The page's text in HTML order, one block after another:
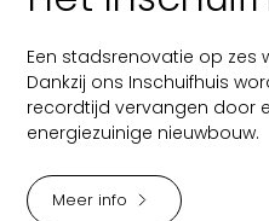
Een stadsrenovatie op zes
Dankzij ons Inschuifhuis
recordtijd vervangen door
energiezuinige nieuwbouw.
Meer info